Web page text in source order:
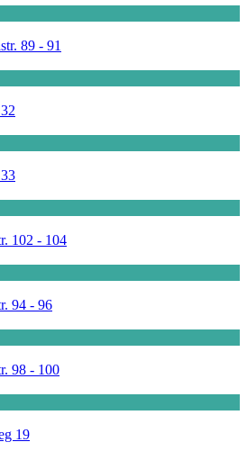
89 - 91
102 - 104
94 - 96
98 - 100
19